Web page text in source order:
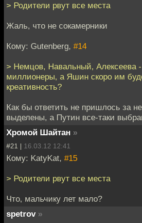
> Родители рвут все места
Жаль, что не сокамерники
Кому: Gutenberg, #14
> Немцов, Навальный, Алексеева
миллионеры, а Яшин скоро им
креативность?
Как бы ответить не пришлось за
выделены, а Путин все-таки
Хромой Шайтан »
#21 | 16.03.12 12:41
Кому: KatyKat, #15
> Родители рвут все места
Что, мальчику лет мало?
spetrov »